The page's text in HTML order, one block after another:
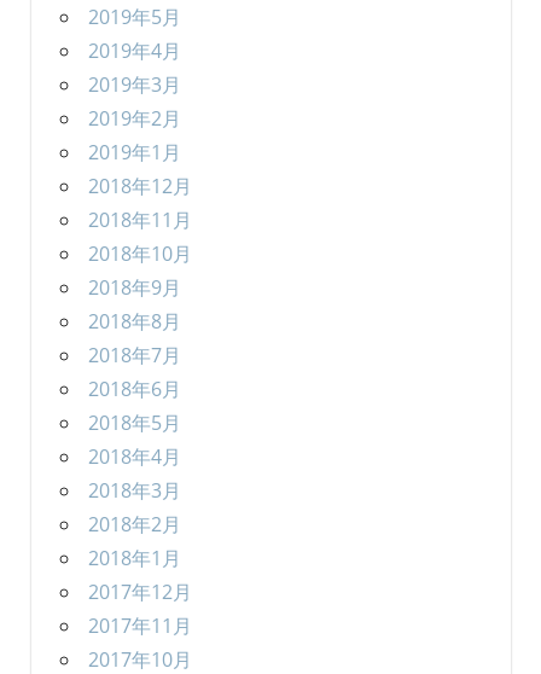
2019年5月
2019年4月
2019年3月
2019年2月
2019年1月
2018年12月
2018年11月
2018年10月
2018年9月
2018年8月
2018年7月
2018年6月
2018年5月
2018年4月
2018年3月
2018年2月
2018年1月
2017年12月
2017年11月
2017年10月